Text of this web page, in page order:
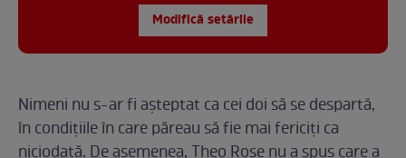
Modifică setările
Nimeni nu s-ar fi așteptat ca cei doi să se despartă,
în condițiile în care păreau să fie mai fericiți ca